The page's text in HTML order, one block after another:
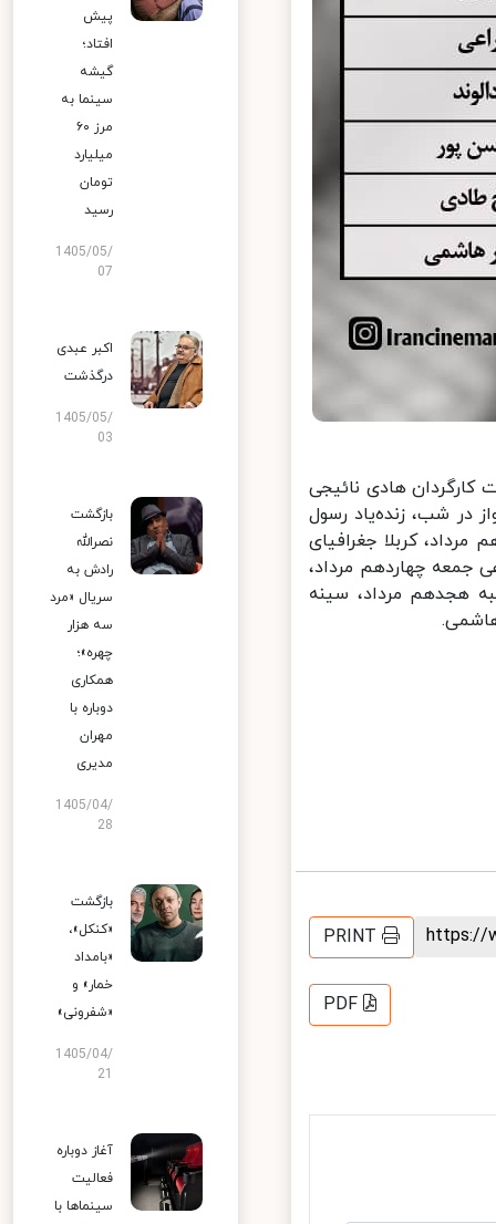
هادی نائیجی
در شب، زنده‌یاد رسول
کربلا جغرافیای
چهاردهم مرداد،
هجدهم مرداد، سینه
PRINT
PDF
پیش
افتاد؛
گیشه
سینما به
مرز ۶۰
میلیارد
تومان
رسید
1405/05/
07
اکبر عبدی
درگذشت
1405/05/
03
بازگشت
نصرالله
رادش به
سریال «مرد
سه هزار
چهره»؛
همکاری
دوباره با
مهران
مدیری
1405/04/
28
بازگشت
«کنکل»،
«بامداد
خمار» و
«شفرونی»
1405/04/
آغاز دوباره
فعالیت
سینماها با